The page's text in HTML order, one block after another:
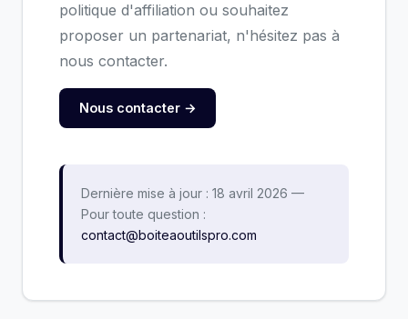
politique d'affiliation ou souhaitez
proposer un partenariat, n'hésitez pas à
nous contacter.
Nous contacter →
Dernière mise à jour : 18 avril 2026 —
Pour toute question :
contact@boiteaoutilspro.com